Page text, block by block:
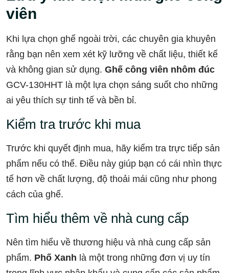
viên
Khi lựa chọn ghế ngoài trời, các chuyên gia khuyên
rằng bạn nên xem xét kỹ lưỡng về chất liệu, thiết kế
và không gian sử dụng. Ghế công viên nhôm đúc
GCV-130HHT là một lựa chọn sáng suốt cho những
ai yêu thích sự tinh tế và bền bỉ.
Kiểm tra trước khi mua
Trước khi quyết định mua, hãy kiểm tra trực tiếp sản
phẩm nếu có thể. Điều này giúp bạn có cái nhìn thực
tế hơn về chất lượng, độ thoải mái cũng như phong
cách của ghế.
Tìm hiểu thêm về nhà cung cấp
Nên tìm hiểu về thương hiệu và nhà cung cấp sản
phẩm. Phố Xanh là một trong những đơn vị uy tín